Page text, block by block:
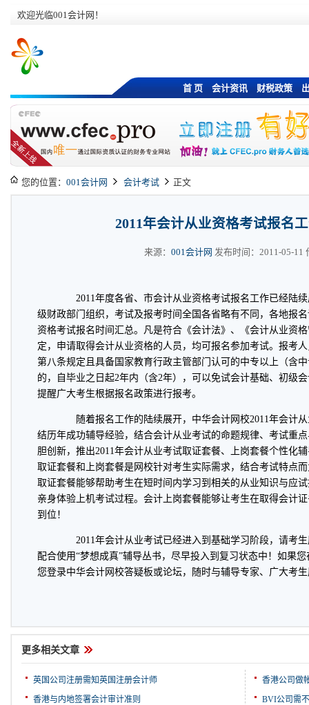
欢迎光临001会计网！
首 页 会计资讯 财税政策
您的位置： 001会计网 会计考试 正文
2011年会计从业资格考试报名
来源： 001会计网 发布时间：2011-05-11
2011年度各省、市会计从业资格考试报名工作已经陆续
级财政部门组织，考试及报考时间全国各省略有不同，各地报
资格考试报名时间汇总。凡是符合《会计法》、《会计从业资
定，申请取得会计从业资格的人员，均可报名参加考试。报考
第八条规定且具备国家教育行政主管部门认可的中专以上（含
的，自毕业之日起2年内（含2年），可以免试会计基础、初级
提醒广大考生根据报名政策进行报考。
随着报名工作的陆续展开，中华会计网校2011年会计从
结历年成功辅导经验，结合会计从业考试的命题规律、考试重
胆创新，推出2011年会计从业考试取证套餐、上岗套餐个性化
取证套餐和上岗套餐是网校针对考生实际需求，结合考试特点
取证套餐能够帮助考生在短时间内学习到相关的从业知识与应
亲身体验上机考试过程。会计上岗套餐能够让考生在取得会计
到位！
2011年会计从业考试已经进入到基础学习阶段，请考生
配合使用“梦想成真”辅导丛书，尽早投入到复习状态中！如果
您登录中华会计网校答疑板或论坛，随时与辅导专家、广大考
更多相关文章
英国公司注册需知英国注册会计师
香港与内地签署会计审计准则
香港公司做
BVI公司需